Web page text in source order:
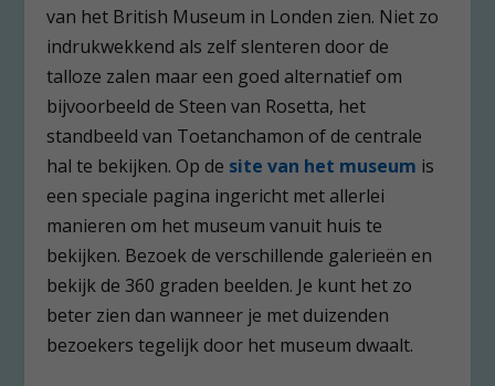
van het British Museum in Londen zien. Niet zo
indrukwekkend als zelf slenteren door de
talloze zalen maar een goed alternatief om
bijvoorbeeld de Steen van Rosetta, het
standbeeld van Toetanchamon of de centrale
hal te bekijken. Op de site van het museum is
een speciale pagina ingericht met allerlei
manieren om het museum vanuit huis te
bekijken. Bezoek de verschillende galerieën en
bekijk de 360 graden beelden. Je kunt het zo
beter zien dan wanneer je met duizenden
bezoekers tegelijk door het museum dwaalt.